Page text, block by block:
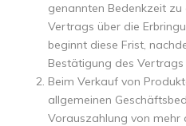
genannten Bedenkzeit zu
Vertrags über die
beginnt diese Frist,
Bestätigung des
Beim Verkauf von
allgemeinen
Vorauszahlung von mehr